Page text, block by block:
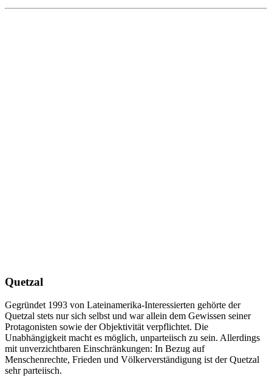
Quetzal
Gegründet 1993 von Lateinamerika-Interessierten gehörte der
Quetzal stets nur sich selbst und war allein dem Gewissen seiner
Protagonisten sowie der Objektivität verpflichtet. Die
Unabhängigkeit macht es möglich, unparteiisch zu sein. Allerdings
mit unverzichtbaren Einschränkungen: In Bezug auf
Menschenrechte, Frieden und Völkerverständigung ist der Quetzal
sehr parteiisch.